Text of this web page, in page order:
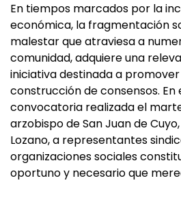
En tiempos marcados por la
económica, la fragmentación
malestar que atraviesa a
comunidad, adquiere una
iniciativa destinada a
construcción de consensos. En
convocatoria realizada el
arzobispo de San Juan de
Lozano, a representantes
organizaciones sociales
oportuno y necesario que